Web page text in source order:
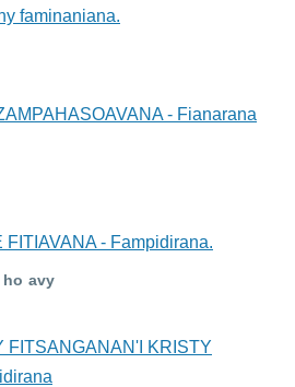
faminaniana.
- Fianarana
FITIAVANA - Fampidirana.
ho avy
FITSANGANAN'I KRISTY